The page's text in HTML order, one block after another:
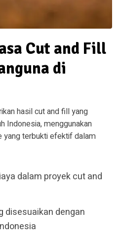
Cut and Fill
di
hasil cut and fill yang
Indonesia, menggunakan
yang terbukti efektif dalam
dalam proyek cut and
disesuaikan dengan